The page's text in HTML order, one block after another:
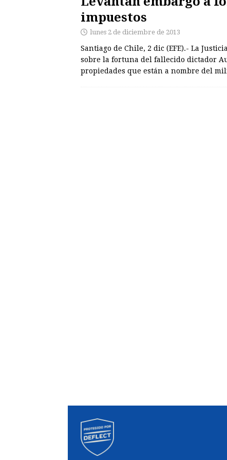
impuestos
lunes 2 de diciembre de 2013
Santiago de Chile, 2 dic (EFE).- La
sobre la fortuna del fallecido dictador
propiedades que están a nombre del